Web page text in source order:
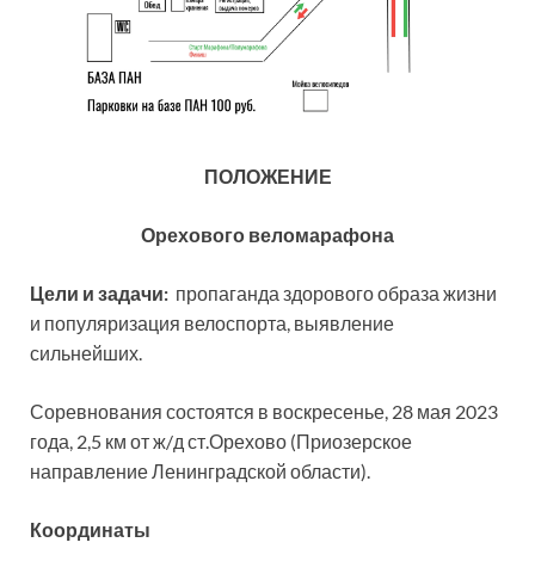
ПОЛОЖЕНИЕ
Орехового веломарафона
Цели и задачи: пропаганда здорового образа жизни
и популяризация велоспорта, выявление
сильнейших.
Соревнования состоятся в воскресенье, 28 мая 2023
года, 2,5 км от ж/д ст.Орехово (Приозерское
направление Ленинградской области).
Координаты